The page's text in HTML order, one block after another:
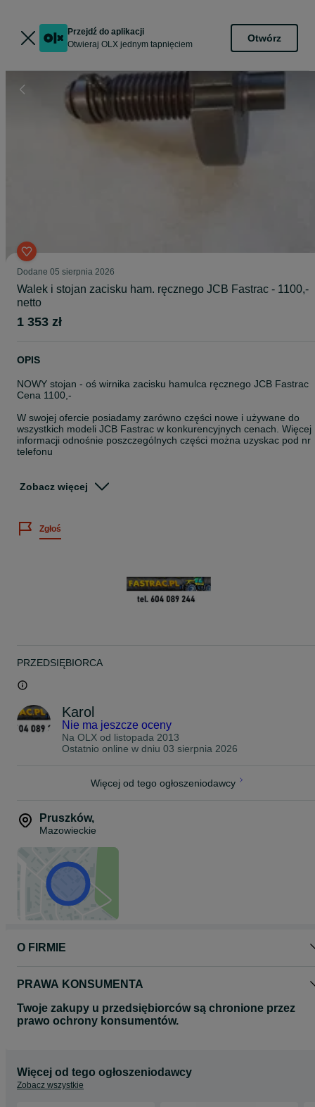
Przejdź do aplikacji
Otwieraj OLX jednym tapnięciem
Otwórz
Dodane 05 sierpnia 2026
Walek i stojan zacisku ham. ręcznego JCB Fastrac - 1100,-
netto
1 353 zł
OPIS
NOWY stojan - oś wirnika zacisku hamulca ręcznego JCB Fastrac
Cena 1100,-
W swojej ofercie posiadamy zarówno części nowe i używane do
wszystkich modeli JCB Fastrac w konkurencyjnych cenach. Więcej
informacji odnośnie poszczególnych części można uzyskac pod nr
telefonu
zapewniamy solidną i fachową obsługę oraz możliwie szybką
Wystarczy podać nr. VIN danej maszyny oraz krótki opis szukanej
części.
ZAPRASZAMY DO WSPÓŁPRACY
Zobacz więcej
Zgłoś
PRZEDSIĘBIORCA
Karol
Nie ma jeszcze oceny
Na OLX od listopada 2013
Ostatnio online w dniu 03 sierpnia 2026
Więcej od tego ogłoszeniodawcy
Pruszków,
Mazowieckie
O FIRMIE
PRAWA KONSUMENTA
Twoje zakupy u przedsiębiorców są chronione przez
prawo ochrony konsumentów.
Więcej od tego ogłoszeniodawcy
Zobacz wszystkie